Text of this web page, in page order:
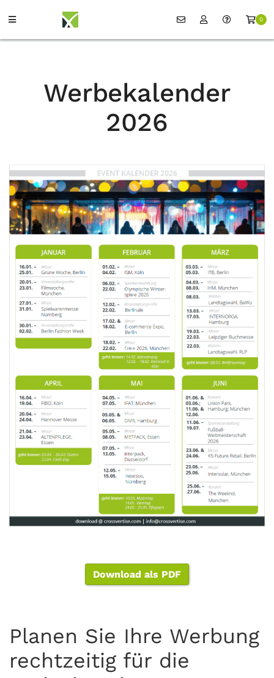
0
Werbekalender
2026
Download als PDF
Planen Sie Ihre Werbung
rechtzeitig für die